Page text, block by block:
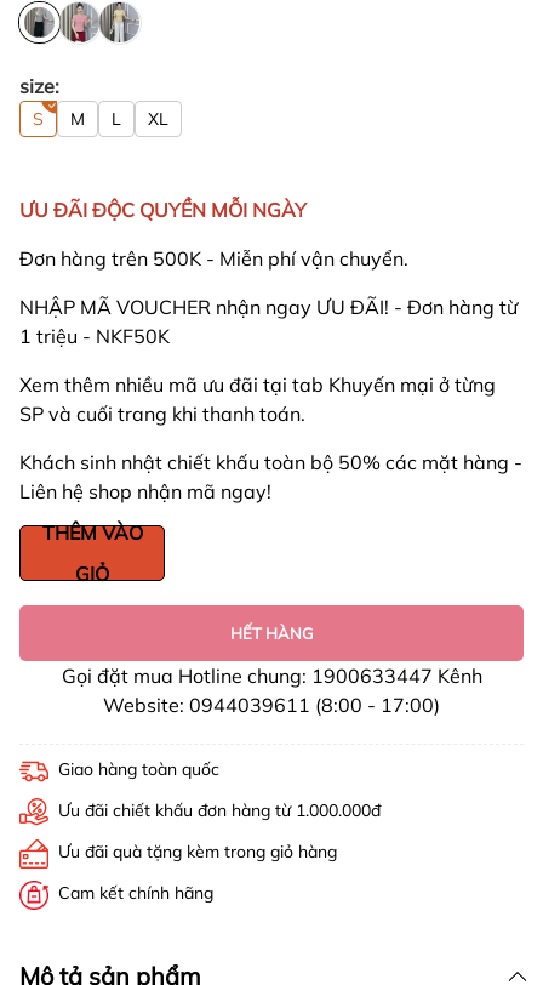
size:
S M L XL
ƯU ĐÃI ĐỘC QUYỀN MỖI NGÀY
Đơn hàng trên 500K - Miễn phí vận chuyển.
NHẬP MÃ VOUCHER nhận ngay ƯU ĐÃI! - Đơn hàng từ
1 triệu - NKF50K
Xem thêm nhiều mã ưu đãi tại tab Khuyến mại ở từng
SP và cuối trang khi thanh toán.
Khách sinh nhật chiết khấu toàn bộ 50% các mặt hàng -
Liên hệ shop nhận mã ngay!
THÊM VÀO
GIỎ
HẾT HÀNG
Gọi đặt mua Hotline chung: 1900633447 Kênh
Website: 0944039611 (8:00 - 17:00)
Giao hàng toàn quốc
Ưu đãi chiết khấu đơn hàng từ 1.000.000đ
Ưu đãi quà tặng kèm trong giỏ hàng
Cam kết chính hãng
Mô tả sản phẩm